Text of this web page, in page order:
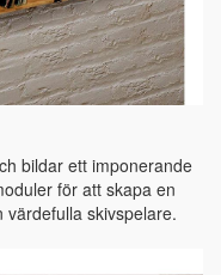
bildar ett imponerande
för att skapa en
skivspelare.